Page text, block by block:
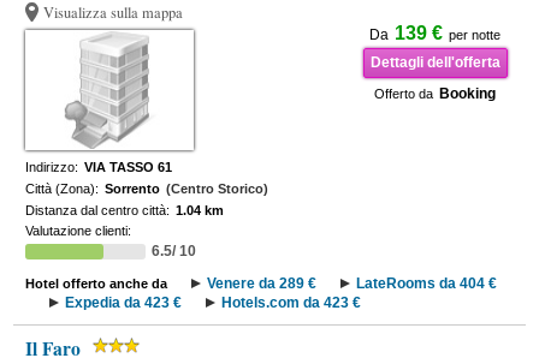
Visualizza sulla mappa
Da 139 € per notte
Dettagli dell'offerta
Offerto da Booking
Indirizzo: VIA TASSO 61
Città (Zona): Sorrento (Centro Storico)
Distanza dal centro città: 1.04 km
Valutazione clienti:
6.5/ 10
Hotel offerto anche da Venere da 289 €
LateRooms da 404 €
Expedia da 423 €
Hotels.com da 423 €
Il Faro